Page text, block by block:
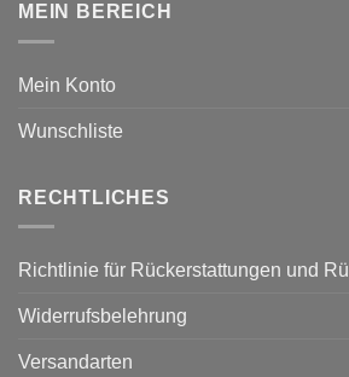
MEIN BEREICH
Mein Konto
Wunschliste
RECHTLICHES
Richtlinie für Rückerstattungen und
Widerrufsbelehrung
Versandarten